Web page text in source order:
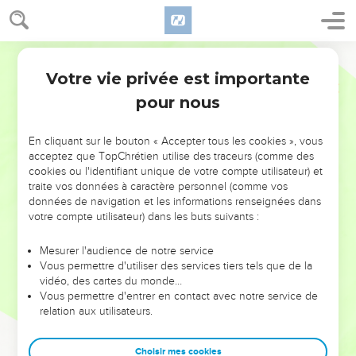
NE MANQUEZ PAS L’ÉVÉNEMENT
DE L’ANNÉE !
ET SI LEURS ERREURS POUVAIENT VOUS ÉVITER LES
VOTRES ?
leur foi ou leur vision. Mais on voit moins les doutes, les erreurs
et les saisons difficiles qu'ils ont traversés, alors même que ce
sont elles qui les ont façonnés.
Dans cette conférence, leaders, entrepreneurs, et responsables
clés pour avancer avec plus de sagesse afin que leurs erreurs
Votre vie privée est importante
pour nous
En cliquant sur le bouton « Accepter tous les cookies », vous
acceptez que TopChrétien utilise des traceurs (comme des
cookies ou l'identifiant unique de votre compte utilisateur) et
traite vos données à caractère personnel (comme vos
données de navigation et les informations renseignées dans
votre compte utilisateur) dans les buts suivants :
Mesurer l'audience de notre service
Vous permettre d'utiliser des services tiers tels que de la
vidéo, des cartes du monde…
Vous permettre d'entrer en contact avec notre service de
relation aux utilisateurs.
Choisir mes cookies